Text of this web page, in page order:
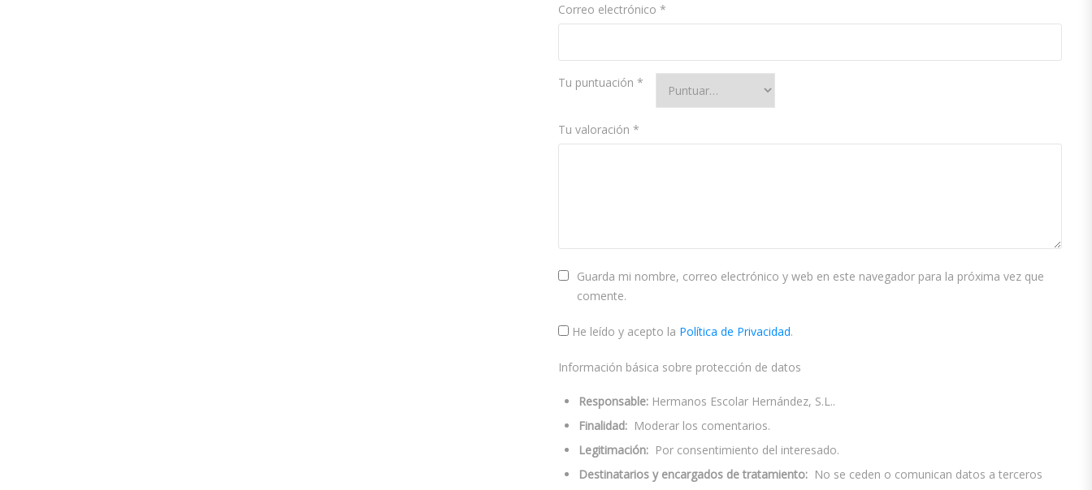
Correo electrónico *
Tu puntuación *
Tu valoración *
Guarda mi nombre, correo electrónico y web en este navegador para la próxima vez que
comente.
He leído y acepto la Política de Privacidad.
Información básica sobre protección de datos
Responsable: Hermanos Escolar Hernández, S.L..
Finalidad: Moderar los comentarios.
Legitimación: Por consentimiento del interesado.
Destinatarios y encargados de tratamiento: No se ceden o comunican datos a terceros